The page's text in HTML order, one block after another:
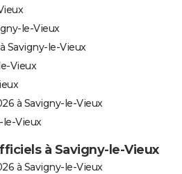
le-Vieux
Savigny-le-Vieux
Vieux
à Savigny-le-Vieux
le-Vieux
à Savigny-le-Vieux
à Savigny-le-Vieux